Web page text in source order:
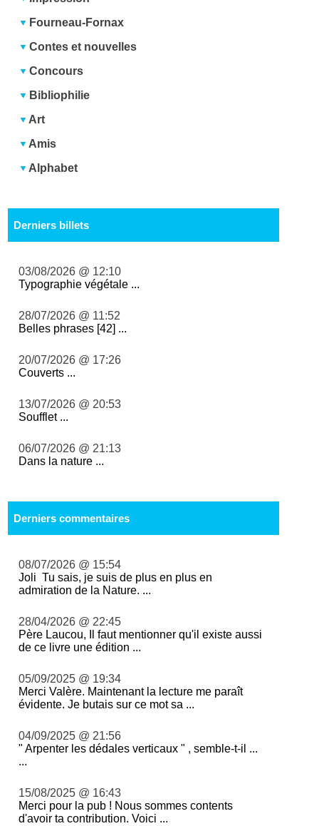
Fourneau-Fornax
Contes et nouvelles
Concours
Bibliophilie
Art
Amis
Alphabet
Derniers billets
03/08/2026 @ 12:10
Typographie végétale ...
28/07/2026 @ 11:52
Belles phrases [42] ...
20/07/2026 @ 17:26
Couverts ...
13/07/2026 @ 20:53
Soufflet ...
06/07/2026 @ 21:13
Dans la nature ...
Derniers commentaires
08/07/2026 @ 15:54
Joli Tu sais, je suis de plus en plus en
admiration de la Nature. ...
28/04/2026 @ 22:45
Père Laucou, Il faut mentionner qu'il existe aussi
de ce livre une édition ...
05/09/2025 @ 19:34
Merci Valère. Maintenant la lecture me paraît
évidente. Je butais sur ce mot sa ...
04/09/2025 @ 21:56
" Arpenter les dédales verticaux " , semble-t-il ...
...
15/08/2025 @ 16:43
Merci pour la pub ! Nous sommes contents
d'avoir ta contribution. Voici ...